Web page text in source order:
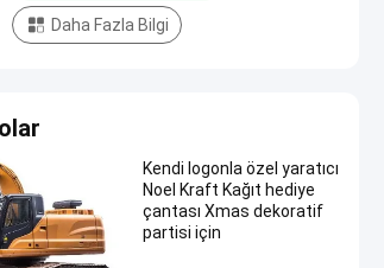
Daha Fazla Bilgi
Kendi logonla özel yaratıcı
Noel Kraft Kağıt hediye
çantası Xmas dekoratif
partisi için